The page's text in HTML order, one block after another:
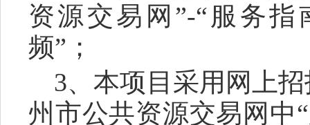
资源交易网”-“服务
频”；
3、本项目采用网上
州市公共资源交易网中